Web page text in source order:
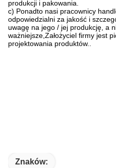
produkcji i pakowania.
c) Ponadto nasi pracownicy
odpowiedzialni za jakość i
uwagę na jego / jej produkcję, a
ważniejsze,Założyciel firmy jest
projektowania produktów..
Znaków: